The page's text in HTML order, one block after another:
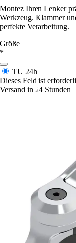
Montez Ihren Lenker
Werkzeug. Klammer
perfekte Verarbeitung.
Größe
*
TU 24h
Dieses Feld ist
Versand in 24 Stunden